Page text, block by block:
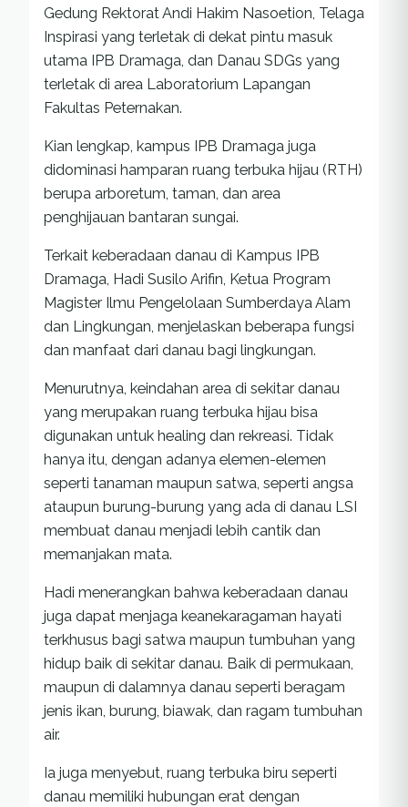
Gedung Rektorat Andi Hakim Nasoetion, Telaga
Inspirasi yang terletak di dekat pintu masuk
utama IPB Dramaga, dan Danau SDGs yang
terletak di area Laboratorium Lapangan
Fakultas Peternakan.
Kian lengkap, kampus IPB Dramaga juga
didominasi hamparan ruang terbuka hijau (RTH)
berupa arboretum, taman, dan area
penghijauan bantaran sungai.
Terkait keberadaan danau di Kampus IPB
Dramaga, Hadi Susilo Arifin, Ketua Program
Magister Ilmu Pengelolaan Sumberdaya Alam
dan Lingkungan, menjelaskan beberapa fungsi
dan manfaat dari danau bagi lingkungan.
Menurutnya, keindahan area di sekitar danau
yang merupakan ruang terbuka hijau bisa
digunakan untuk healing dan rekreasi. Tidak
hanya itu, dengan adanya elemen-elemen
seperti tanaman maupun satwa, seperti angsa
ataupun burung-burung yang ada di danau LSI
membuat danau menjadi lebih cantik dan
memanjakan mata.
Hadi menerangkan bahwa keberadaan danau
juga dapat menjaga keanekaragaman hayati
terkhusus bagi satwa maupun tumbuhan yang
hidup baik di sekitar danau. Baik di permukaan,
maupun di dalamnya danau seperti beragam
jenis ikan, burung, biawak, dan ragam tumbuhan
air.
Ia juga menyebut, ruang terbuka biru seperti
danau memiliki hubungan erat dengan